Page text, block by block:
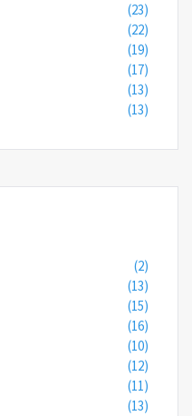
(23)
(22)
(19)
(17)
(13)
(13)
(2)
(13)
(15)
(16)
(10)
(12)
(11)
(13)